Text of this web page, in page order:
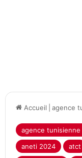
Accueil agence
agence
aneti 2024
atct